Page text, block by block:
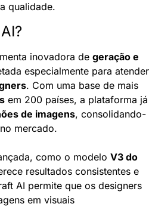
qualidade.
inovadora de geração e
especialmente para atender
. Com uma base de mais
em 200 países, a plataforma já
de imagens, consolidando-
mercado.
como o modelo V3 do
resultados consistentes e
AI permite que os designers
em visuais